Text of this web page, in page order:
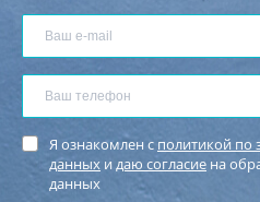
Я ознакомлен с политикой по
данных идаю согласие на
данных